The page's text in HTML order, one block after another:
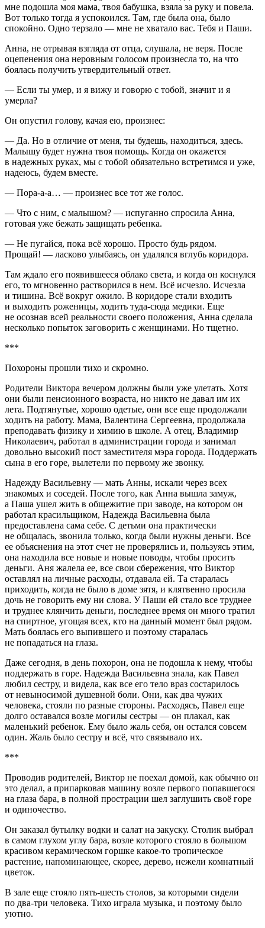
мне подошла моя мама, твоя бабушка, взяла за руку и повела.
Вот только тогда я успокоился. Там, где была она, было
спокойно. Одно терзало — мне не хватало вас. Тебя и Паши.
Анна, не отрывая взгляда от отца, слушала, не веря. После
оцепенения она неровным голосом произнесла то, на что
боялась получить утвердительный ответ.
— Если ты умер, и я вижу и говорю с тобой, значит и я
умерла?
Он опустил голову, качая ею, произнес:
— Да. Но в отличие от меня, ты будешь, находиться, здесь.
Малышу будет нужна твоя помощь. Когда он окажется
в надежных руках, мы с тобой обязательно встретимся и уже,
надеюсь, будем вместе.
— Пора-а-а… — произнес все тот же голос.
— Что с ним, с малышом? — испуганно спросила Анна,
готовая уже бежать защищать ребенка.
— Не пугайся, пока всё хорошо. Просто будь рядом.
Прощай! — ласково улыбаясь, он удалялся вглубь коридора.
Там ждало его появившееся облако света, и когда он коснулся
его, то мгновенно растворился в нем. Всё исчезло. Исчезла
и тишина. Всё вокруг ожило. В коридоре стали входить
и выходить роженицы, ходить туда-сюда медики. Еще
не осознав всей реальности своего положения, Анна сделала
несколько попыток заговорить с женщинами. Но тщетно.
***
Похороны прошли тихо и скромно.
Родители Виктора вечером должны были уже улетать. Хотя
они были пенсионного возраста, но никто не давал им их
лета. Подтянутые, хорошо одетые, они все еще продолжали
ходить на работу. Мама, Валентина Сергеевна, продолжала
преподавать физику и химию в школе. А отец, Владимир
Николаевич, работал в администрации города и занимал
довольно высокий пост заместителя мэра города. Поддержать
сына в его горе, вылетели по первому же звонку.
Надежду Васильевну — мать Анны, искали через всех
знакомых и соседей. После того, как Анна вышла замуж,
а Паша ушел жить в общежитие при заводе, на котором он
работал красильщиком, Надежда Васильевна была
предоставлена сама себе. С детьми она практически
не общалась, звонила только, когда были нужны деньги. Все
ее объяснения на этот счет не проверялись и, пользуясь этим,
она находила все новые и новые поводы, чтобы просить
деньги. Аня жалела ее, все свои сбережения, что Виктор
оставлял на личные расходы, отдавала ей. Та старалась
приходить, когда не было в доме зятя, и клятвенно просила
дочь не говорить ему ни слова. У Паши ей стало все труднее
и труднее клянчить деньги, последнее время он много тратил
на спиртное, угощая всех, кто на данный момент был рядом.
Мать боялась его выпившего и поэтому старалась
не попадаться на глаза.
Даже сегодня, в день похорон, она не подошла к нему, чтобы
поддержать в горе. Надежда Васильевна знала, как Павел
любил сестру, и видела, как все его тело враз состарилось
от невыносимой душевной боли. Они, как два чужих
человека, стояли по разные стороны. Расходясь, Павел еще
долго оставался возле могилы сестры — он плакал, как
маленький ребенок. Ему было жаль себя, он остался совсем
один. Жаль было сестру и всё, что связывало их.
***
Проводив родителей, Виктор не поехал домой, как обычно он
это делал, а припарковав машину возле первого попавшегося
на глаза бара, в полной прострации шел заглушить своё горе
и одиночество.
Он заказал бутылку водки и салат на закуску. Столик выбрал
в самом глухом углу бара, возле которого стояло в большом
красивом керамическом горшке какое-то тропическое
растение, напоминающее, скорее, дерево, нежели комнатный
цветок.
В зале еще стояло пять-шесть столов, за которыми сидели
по два-три человека. Тихо играла музыка, и поэтому было
уютно.